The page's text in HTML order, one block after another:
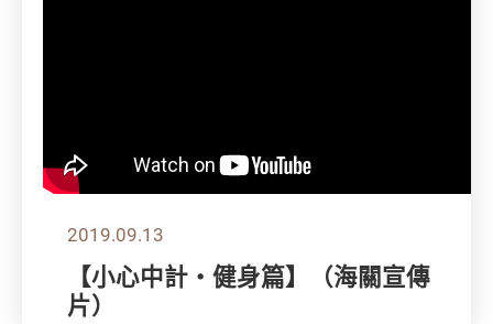
2019.09.13
【小心中計‧健身篇】（海關宣傳
片）